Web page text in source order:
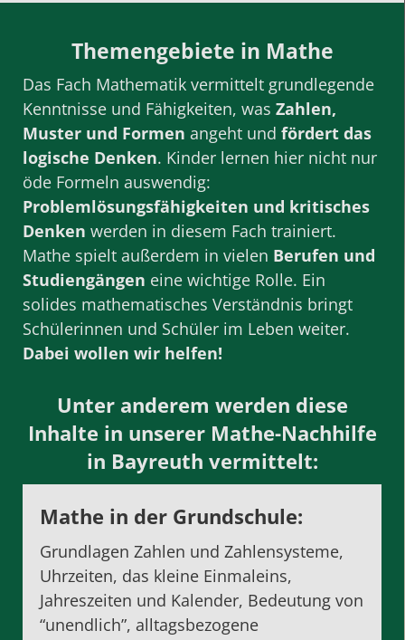
Themengebiete in Mathe
Das Fach Mathematik vermittelt grundlegende
Kenntnisse und Fähigkeiten, was Zahlen,
Muster und Formen angeht und fördert das
logische Denken. Kinder lernen hier nicht nur
öde Formeln auswendig:
Problemlösungsfähigkeiten und kritisches
Denken werden in diesem Fach trainiert.
Mathe spielt außerdem in vielen Berufen und
Studiengängen eine wichtige Rolle. Ein
solides mathematisches Verständnis bringt
Schülerinnen und Schüler im Leben weiter.
Dabei wollen wir helfen!
Unter anderem werden diese
Inhalte in unserer Mathe-Nachhilfe
in Bayreuth vermittelt:
Mathe in der Grundschule:
Grundlagen Zahlen und Zahlensysteme,
Uhrzeiten, das kleine Einmaleins,
Jahreszeiten und Kalender, Bedeutung von
“unendlich”, alltagsbezogene